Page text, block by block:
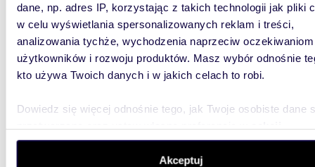
dane, np. adres IP, korzystając z takich technologii jak pliki
w celu wyświetlania spersonalizowanych reklam i treści,
analizowania tychże, wychodzenia naprzeciw oczekiwaniom
użytkowników i rozwoju produktów. Masz wybór odnośnie
kto używa Twoich danych i w jakich celach to robi.
Dowiedz się więcej odnośnie tego, jak Twoje osobiste dane
szczegółów. W Deklaracji plików cookie możesz zmienić
wycofać swoją zgodę w dowolnej chwili.
Akceptuj
1
lokal